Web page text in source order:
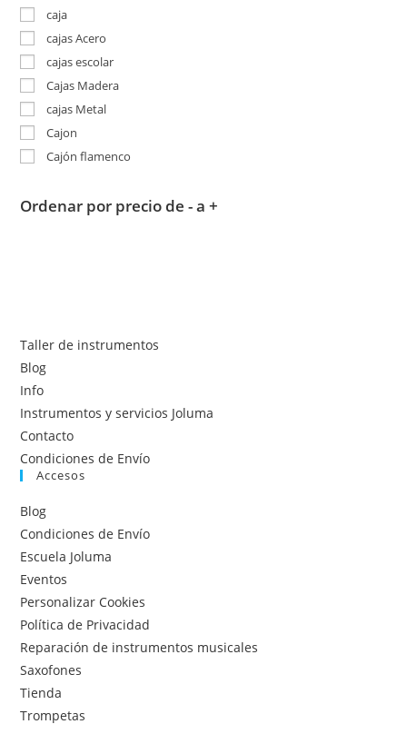
caja
cajas Acero
cajas escolar
Cajas Madera
cajas Metal
Cajon
Cajón flamenco
Ordenar por precio de - a +
Taller de instrumentos
Blog
Info
Instrumentos y servicios Joluma
Contacto
Condiciones de Envío
Accesos
Blog
Condiciones de Envío
Escuela Joluma
Eventos
Personalizar Cookies
Política de Privacidad
Reparación de instrumentos musicales
Saxofones
Tienda
Trompetas